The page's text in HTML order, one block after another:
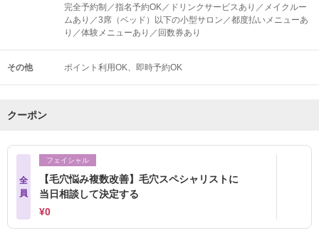
完全予約制／指名予約OK／ドリンクサービスあり／メイクルー
ムあり／3席（ベッド）以下の小型サロン／都度払いメニューあ
り／体験メニューあり／回数券あり
その他 ポイント利用OK 即時予約OK
クーポン
全
員
フェイシャル
【毛穴悩み複数改善】毛穴スペシャリストに
当日相談して決定する
¥0